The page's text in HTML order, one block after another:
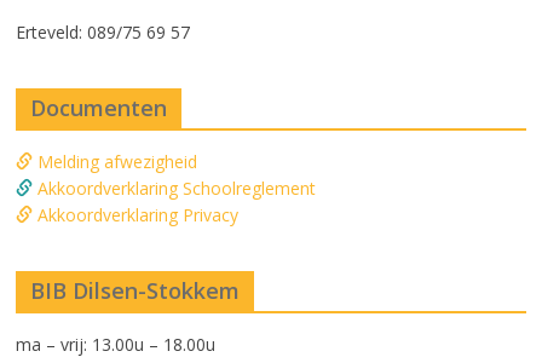
Erteveld: 089/75 69 57
Documenten
Melding afwezigheid
Akkoordverklaring Schoolreglement
Akkoordverklaring Privacy
BIB Dilsen-Stokkem
ma – vrij: 13.00u – 18.00u